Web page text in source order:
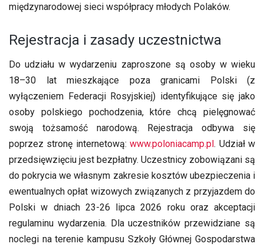
międzynarodowej sieci współpracy młodych Polaków.
Rejestracja i zasady uczestnictwa
Do udziału w wydarzeniu zaproszone są osoby w wieku
18–30 lat mieszkające poza granicami Polski (z
wyłączeniem Federacji Rosyjskiej) identyfikujące się jako
osoby polskiego pochodzenia, które chcą pielęgnować
swoją tożsamość narodową. Rejestracja odbywa się
poprzez stronę internetową:www.poloniacamp.pl. Udział w
przedsięwzięciu jest bezpłatny. Uczestnicy zobowiązani są
do pokrycia we własnym zakresie kosztów ubezpieczenia i
ewentualnych opłat wizowych związanych z przyjazdem do
Polski w dniach 23-26 lipca 2026 roku oraz akceptacji
regulaminu wydarzenia. Dla uczestników przewidziane są
noclegi na terenie kampusu Szkoły Głównej Gospodarstwa